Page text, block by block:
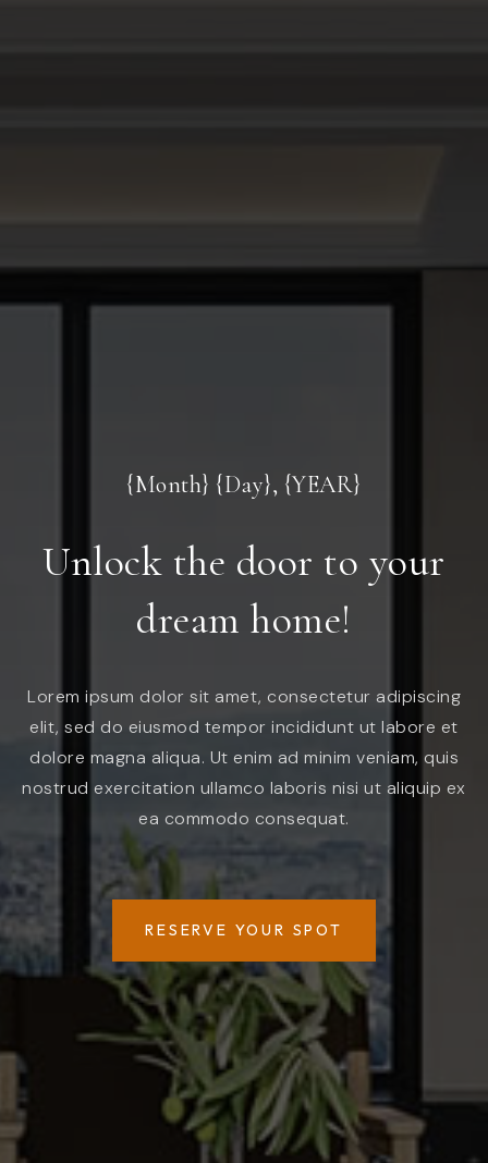
{Month} {Day}, {YEAR}
Unlock the door to your
dream home!
Lorem ipsum dolor sit amet, consectetur adipiscing
elit, sed do eiusmod tempor incididunt ut labore et
dolore magna aliqua. Ut enim ad minim veniam, quis
nostrud exercitation ullamco laboris nisi ut aliquip ex
ea commodo consequat.
RESERVE YOUR SPOT